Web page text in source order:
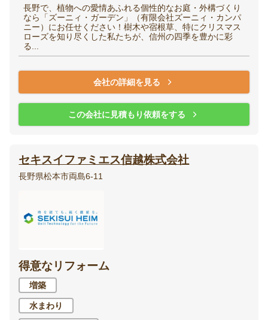
長野で、植物への愛情あふれる個性的なお庭・外構づくり
なら「ズーニィ・ガーデン」（有限会社ズーニィ・カンパ
ニー）にお任せください！樹木や宿根草、特にクリスマス
ローズを知り尽くした私たちが、信州の四季を豊かに彩
る...
会社の詳細を見る
この会社に見積もり依頼をする
セキスイファミエス信越株式会社
長野県松本市両島6-11
得意なリフォーム
増築
水まわり